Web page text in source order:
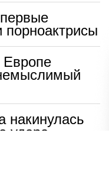
порноактрисы
накинулась
удара